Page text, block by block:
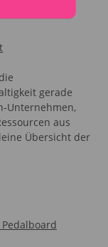
gerade
Unternehmen,
aus
Übersicht der